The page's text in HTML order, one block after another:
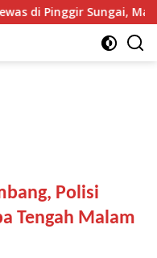
Sungai, Masih
Polisi
Tengah Malam